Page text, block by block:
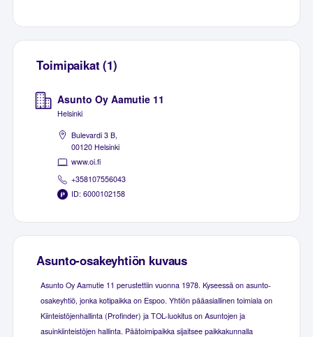
Toimipaikat (1)
Asunto Oy Aamutie 11
Helsinki
Bulevardi 3 B,
00120 Helsinki
www.oi.fi
+358107556043
ID: 6000102158
Asunto-osakeyhtiön kuvaus
Asunto Oy Aamutie 11 perustettiin vuonna 1978. Kyseessä on asunto-
osakeyhtiö, jonka kotipaikka on Espoo. Yhtiön pääasiallinen toimiala on
Kiinteistöjenhallinta (Profinder) ja TOL-luokitus on Asuntojen ja
asuinkiinteistöjen hallinta. Päätoimipaikka sijaitsee paikkakunnalla